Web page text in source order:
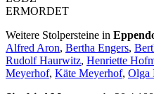
ERMORDET
Weitere Stolpersteine in
Alfred Aron, Bertha Engers,
Rudolf Haurwitz, Henriette
Meyerhof, Käte Meyerhof, Olga